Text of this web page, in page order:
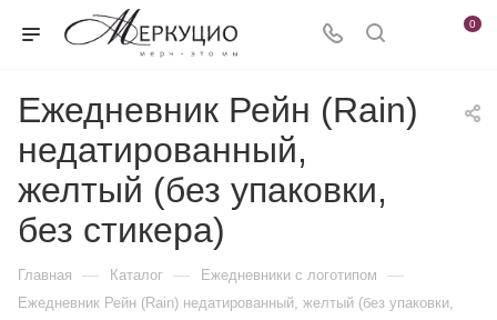
0
Ежедневник Рейн (Rain)
недатированный,
желтый (без упаковки,
без стикера)
Главная — Каталог — Ежедневники c логотипом —
Ежедневник Рейн (Rain) недатированный, желтый (без упаковки,